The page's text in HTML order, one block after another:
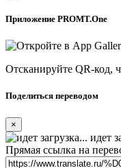
Приложение PROMT.One
Отсканируйте QR-код,
Поделиться переводом
×
идет
Прямая ссылка на